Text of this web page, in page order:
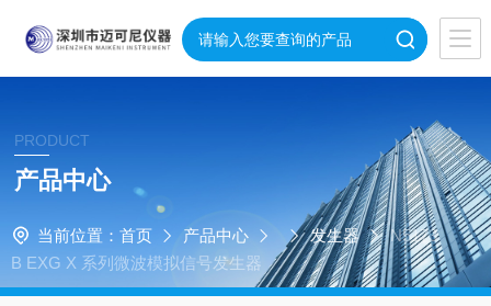
PRODUCT
产品中心
当前位置： 首页 产品中心 发生器
N5173
B EXG X 系列微波模拟信号发生器